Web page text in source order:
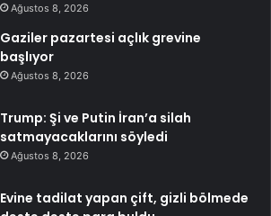
Ağustos 8, 2026
Gaziler pazartesi açlık grevine
başlıyor
Ağustos 8, 2026
Trump: Şi ve Putin İran’a silah
satmayacaklarını söyledi
Ağustos 8, 2026
Evine tadilat yapan çift, gizli bölmede